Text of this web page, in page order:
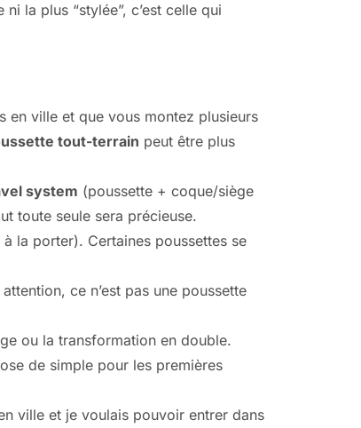
la plus “stylée”, c’est celle qui
en ville et que vous montez plusieurs
tout-terrain peut être plus
system (poussette + coque/siège
toute seule sera précieuse.
la porter). Certaines poussettes se
ce n’est pas une poussette
ou la transformation en double.
de simple pour les premières
ville et je voulais pouvoir entrer dans